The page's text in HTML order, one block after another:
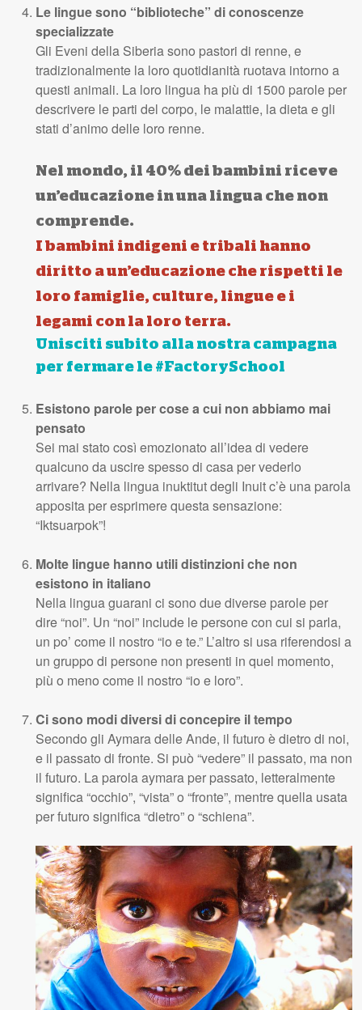
Le lingue sono “biblioteche” di conoscenze
specializzate
Gli Eveni della Siberia sono pastori di renne, e
tradizionalmente la loro quotidianità ruotava intorno a
questi animali. La loro lingua ha più di 1500 parole per
descrivere le parti del corpo, le malattie, la dieta e gli
stati d’animo delle loro renne.
Nel mondo, il 40% dei bambini riceve
un’educazione in una lingua che non
comprende.
I bambini indigeni e tribali hanno
diritto a un’educazione che rispetti le
loro famiglie, culture, lingue e i
legami con la loro terra.
Unisciti subito alla nostra campagna
per fermare le #FactorySchool
Esistono parole per cose a cui non abbiamo mai
pensato
Sei mai stato così emozionato all’idea di vedere
qualcuno da uscire spesso di casa per vederlo
arrivare? Nella lingua inuktitut degli Inuit c’è una parola
apposita per esprimere questa sensazione:
“Iktsuarpok”!
Molte lingue hanno utili distinzioni che non
esistono in italiano
Nella lingua guarani ci sono due diverse parole per
dire “noi”. Un “noi” include le persone con cui si parla,
un po’ come il nostro “io e te.” L’altro si usa riferendosi a
un gruppo di persone non presenti in quel momento,
più o meno come il nostro “io e loro”.
Ci sono modi diversi di concepire il tempo
Secondo gli Aymara delle Ande, il futuro è dietro di noi,
e il passato di fronte. Si può “vedere” il passato, ma non
il futuro. La parola aymara per passato, letteralmente
significa “occhio”, “vista” o “fronte”, mentre quella usata
per futuro significa “dietro” o “schiena”.